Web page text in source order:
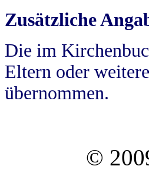
Zusätzliche
Die im
Eltern oder
übernommen.
©